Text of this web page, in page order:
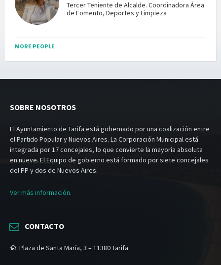
Tercer Teniente de Alcalde. Coordinadora Área
de Fomento, Deportes y Limpieza
MORE PEOPLE
SOBRE NOSOTROS
El Ayuntamiento de Tarifa está gobernado por una coalización entre
el Partido Popular y Nuevos Aires. La Corporación Municipal está
integrada por 17 concejales, lo que convierte la mayoría absoluta
en nueve. El Equipo de gobierno está formado por siete concejales
del PP y dos de Nuevos Aires.
Ver más información.
CONTACTO
Plaza de Santa María, 3 – 11380 Tarifa